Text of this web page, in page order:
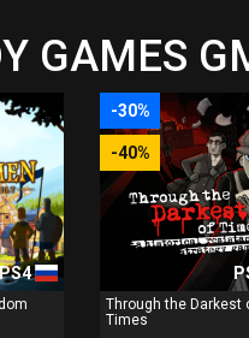
PS4
-30%
-40%
Through the Darkest
Times